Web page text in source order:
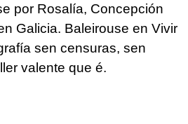
por Rosalía, Concepción
Galicia. Baleirouse en Vivir
sen censuras, sen
valente que é.